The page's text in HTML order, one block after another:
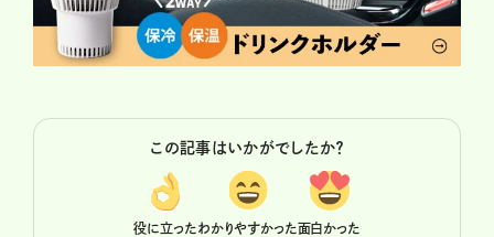
この記事はいかがでしたか？
役に立ったわかりやすかった面白かった